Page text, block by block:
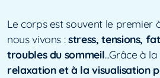
Le corps est souvent le premier
nous vivons :stress, tensions,
troubles du sommeil...Grâce à la
relaxation et à la visualisation